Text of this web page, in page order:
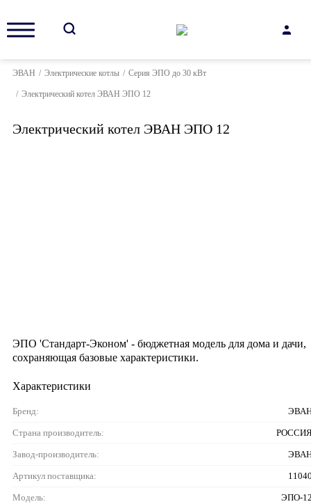
ЭВАН / Электрические котлы / Серия ЭПО до 30 кВт
/ Электрический котел ЭВАН ЭПО 12
Электрический котел ЭВАН ЭПО 12
ЭПО 'Стандарт-Эконом' - бюджетная модель для дома и дачи,
сохраняющая базовые характеристики.
Характеристики
Бренд:
Страна производитель:
Завод-производитель:
Артикул поставщика:
Модель: ЭПО-